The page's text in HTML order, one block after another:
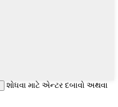
શોધવા માટે એન્ટર દબાવો અથવા